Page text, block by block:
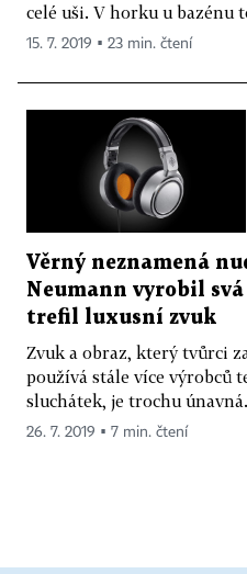
celé uši. V horku u bazénu
15. 7. 2019 ▪ 23 min. čtení
Věrný neznamená
Neumann vyrobil
trefil luxusní zvuk
Zvuk a obraz, který tvůrci
používá stále více výrobců
sluchátek, je trochu
26. 7. 2019 ▪ 7 min. čtení